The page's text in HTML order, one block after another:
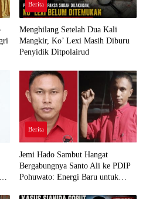
Berita
Menghilang Setelah Dua Kali
Mangkir, Ko’ Lexi Masih Diburu
Penyidik Ditpolairud
Berita
Jemi Hado Sambut Hangat
Bergabungnya Santo Ali ke PDIP
Pohuwato: Energi Baru untuk